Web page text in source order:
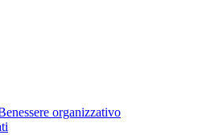
organizzativo